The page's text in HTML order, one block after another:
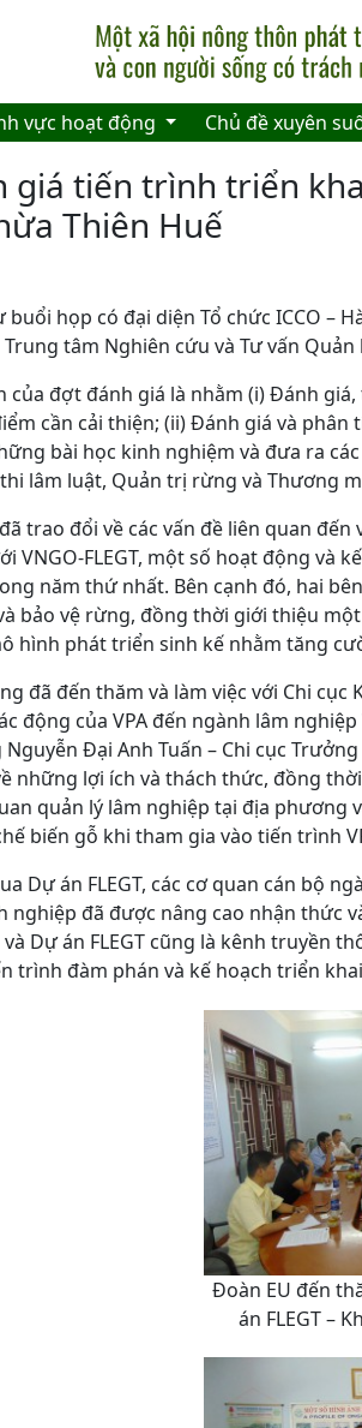
vực hoạt động Chủ đề xuyên
giá tiến trình triển
Thiên Huế
buổi họp có đại diện Tổ chức ICCO –
Trung tâm Nghiên cứu và Tư vấn Quản
của đợt đánh giá là nhằm (i) Đánh
cần cải thiện; (ii) Đánh giá và
bài học kinh nghiệm và đưa ra
lâm luật, Quản trị rừng và Thương
trao đổi về các vấn đề liên quan
VNGO-FLEGT, một số hoạt động và
năm thứ nhất. Bên cạnh đó, hai
bảo vệ rừng, đồng thời giới thiệu
hình phát triển sinh kế nhằm tăng
đã đến thăm và làm việc với Chi
động của VPA đến ngành lâm
Nguyễn Đại Anh Tuấn – Chi cục
những lợi ích và thách thức, đồng
quản lý lâm nghiệp tại địa phương
biến gỗ khi tham gia vào tiến trình
Dự án FLEGT, các cơ quan cán bộ
nghiệp đã được nâng cao nhận thức
và Dự án FLEGT cũng là kênh truyền
trình đàm phán và kế hoạch triển
Đoàn EU đến
án FLEGT –